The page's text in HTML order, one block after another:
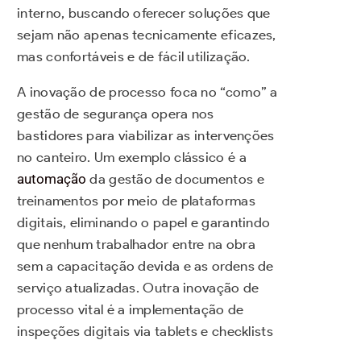
interno, buscando oferecer soluções que
sejam não apenas tecnicamente eficazes,
mas confortáveis e de fácil utilização.
A inovação de processo foca no “como” a
gestão de segurança opera nos
bastidores para viabilizar as intervenções
no canteiro. Um exemplo clássico é a
automação da gestão de documentos e
treinamentos por meio de plataformas
digitais, eliminando o papel e garantindo
que nenhum trabalhador entre na obra
sem a capacitação devida e as ordens de
serviço atualizadas. Outra inovação de
processo vital é a implementação de
inspeções digitais via tablets e checklists